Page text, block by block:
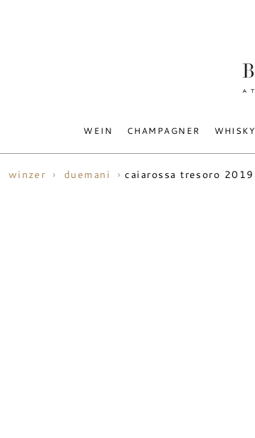
WEIN CHAMPAGNER WHISKY
winzer duemani caiarossa tresoro 2019